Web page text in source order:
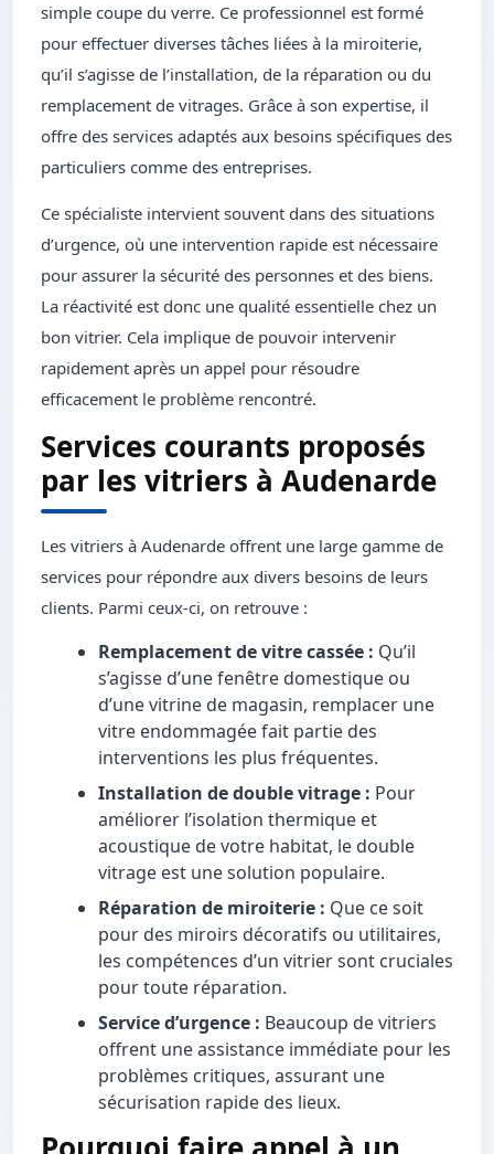
simple coupe du verre. Ce professionnel est formé
pour effectuer diverses tâches liées à la miroiterie,
qu’il s’agisse de l’installation, de la réparation ou du
remplacement de vitrages. Grâce à son expertise, il
offre des services adaptés aux besoins spécifiques des
particuliers comme des entreprises.
Ce spécialiste intervient souvent dans des situations
d’urgence, où une intervention rapide est nécessaire
pour assurer la sécurité des personnes et des biens.
La réactivité est donc une qualité essentielle chez un
bon vitrier. Cela implique de pouvoir intervenir
rapidement après un appel pour résoudre
efficacement le problème rencontré.
Services courants proposés
par les vitriers à Audenarde
Les vitriers à Audenarde offrent une large gamme de
services pour répondre aux divers besoins de leurs
clients. Parmi ceux-ci, on retrouve :
Remplacement de vitre cassée : Qu’il
s’agisse d’une fenêtre domestique ou
d’une vitrine de magasin, remplacer une
vitre endommagée fait partie des
interventions les plus fréquentes.
Installation de double vitrage : Pour
améliorer l’isolation thermique et
acoustique de votre habitat, le double
vitrage est une solution populaire.
Réparation de miroiterie : Que ce soit
pour des miroirs décoratifs ou utilitaires,
les compétences d’un vitrier sont cruciales
pour toute réparation.
Service d’urgence : Beaucoup de vitriers
offrent une assistance immédiate pour les
problèmes critiques, assurant une
sécurisation rapide des lieux.